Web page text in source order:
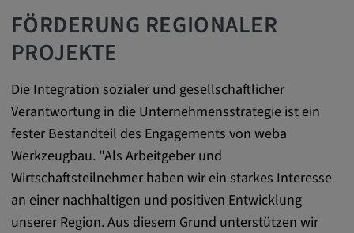
FÖRDERUNG REGIONALER
PROJEKTE
Die Integration sozialer und gesellschaftlicher
Verantwortung in die Unternehmensstrategie ist ein
fester Bestandteil des Engagements von weba
Werkzeugbau. "Als Arbeitgeber und
Wirtschaftsteilnehmer haben wir ein starkes Interesse
an einer nachhaltigen und positiven Entwicklung
unserer Region. Aus diesem Grund unterstützen wir
cookie_consent
Zweck:
benutzerspezifischen Cookie-Einstellungen
Cookie Laufzeit:
1 Jahr
Externe Medien